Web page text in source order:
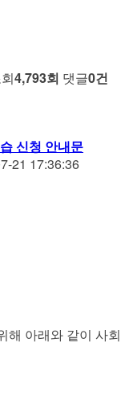
4,793회 댓글0건
신청 안내문
21 17:36:36
해 아래와 같이 사회